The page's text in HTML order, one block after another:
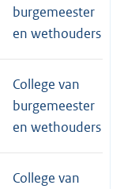
burgemeester
en wethouders
College van
burgemeester
en wethouders
College van